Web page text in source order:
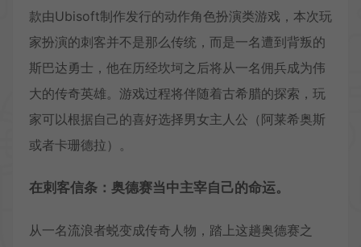
款由Ubisoft制作发行的动作角色扮演类游戏，本次玩
家扮演的刺客并不是那么传统，而是一名遭到背叛的
斯巴达勇士，他在历经坎坷之后将从一名佣兵成为伟
大的传奇英雄。游戏过程将伴随着古希腊的探索，玩
家可以根据自己的喜好选择男女主人公（阿莱希奥斯
或者卡珊德拉）。
在刺客信条：奥德赛当中主宰自己的命运。
从一名流浪者蜕变成传奇人物，踏上这趟奥德赛之